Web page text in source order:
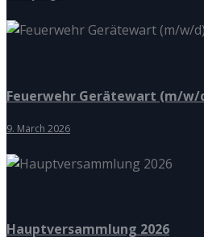
Feuerwehr Gerätewart (m/w/
9. March 2026
Hauptversammlung 2026